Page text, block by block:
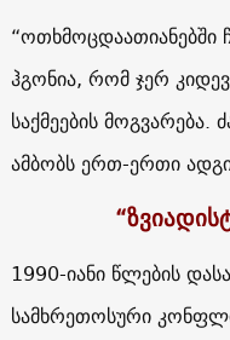
ჰგონია, რომ ჯერ
საქმეების მოგვარება.
ამბობს ერთ-ერთი
1990-იანი წლების
სამხრეთოსური